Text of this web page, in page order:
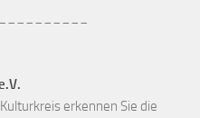
erkennen Sie die